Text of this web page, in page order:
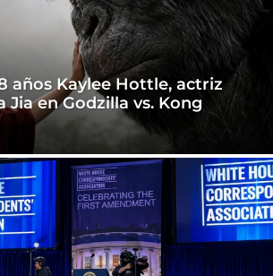
años Kaylee Hottle, actriz
Jia en Godzilla vs. Kong